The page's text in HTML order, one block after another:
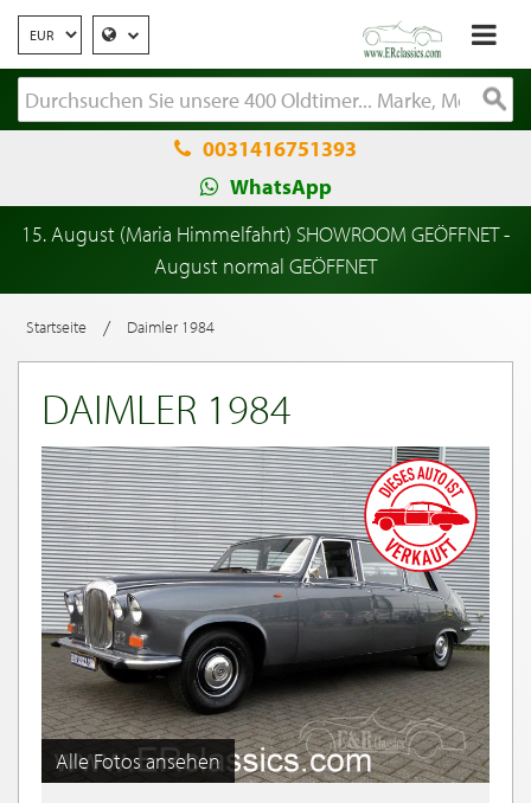
0031416751393
WhatsApp
15. August (Maria Himmelfahrt) SHOWROOM GEÖFFNET -
August normal GEÖFFNET
Startseite / Daimler 1984
DAIMLER 1984
Alle Fotos ansehen